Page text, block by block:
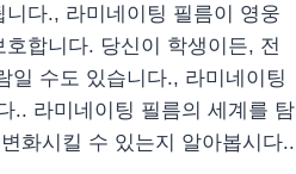
다., 라미네이팅 필름이 영웅
합니다. 당신이 학생이든, 전
일 수도 있습니다., 라미네이팅
.. 라미네이팅 필름의 세계를 탐
화시킬 수 있는지 알아봅시다..